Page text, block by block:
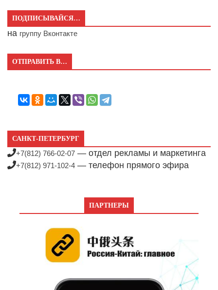
ПОДПИСЫВАЙСЯ…
на группу Вконтакте
ОТПРАВИТЬ В…
САНКТ-ПЕТЕРБУРГ
+7(812) 766-02-07 — отдел рекламы и маркетинга
+7(812) 971-102-4 — телефон прямого эфира
ПАРТНЕРЫ